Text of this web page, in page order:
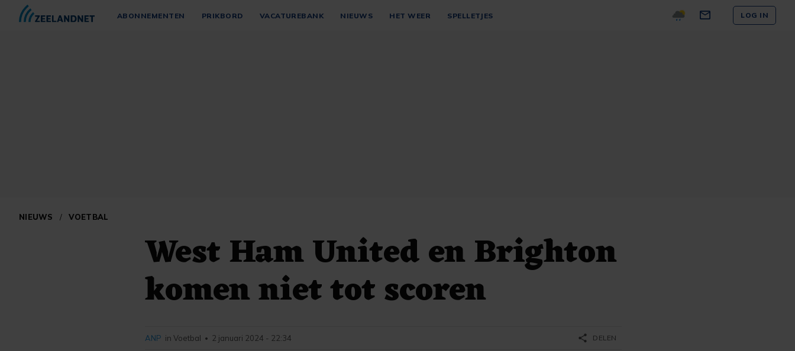
ABONNEMENTEN PRIKBORD VACATUREBANK NIEUWS HET WEER SPELLETJES LOG IN
NIEUWS / VOETBAL
West Ham United en Brighton
komen niet tot scoren
ANP in Voetbal • 2 januari 2024 - 22:34 share DELEN